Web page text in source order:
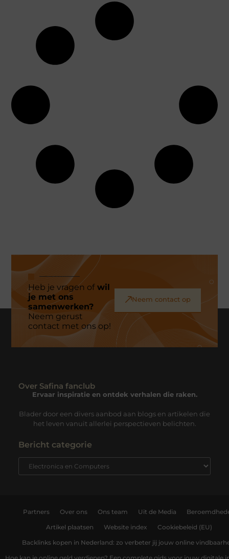
Heb je vragen ofwil
je met ons
samenwerken?
Neem gerust
contact met ons op!
Neem contact op
Over Safina fanclub
Ervaar inspiratie en ontdek verhalen die raken.
Blader door een divers aanbod aan blogs en artikelen die
het leven vanuit allerlei perspectieven belichten.
Bericht categorie
Partners Over ons Ons team Uit de Media
Artikel plaatsen Website index Cookiebeleid (EU)
Backlinks kopen in Nederland: zo verbeter jij jouw online